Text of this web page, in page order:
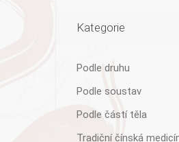
Kategorie
Podle druhu
Podle soustav
Podle částí těla
Tradiční čínská